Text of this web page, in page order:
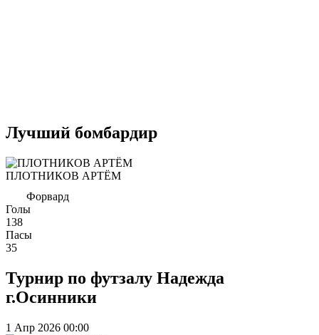
Лучший бомбардир
ПЛОТНИКОВ АРТЁМ
Форвард
Голы
138
Пасы
35
Турнир по футзалу Надежда
г.Осинники
1 Апр 2026 00:00